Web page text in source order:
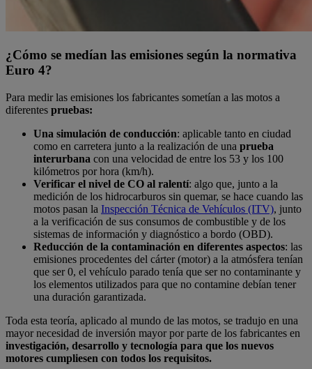
¿Cómo se medían las emisiones según la normativa
Euro 4?
Para medir las emisiones los fabricantes sometían a las motos a
diferentes pruebas:
Una simulación de conducción: aplicable tanto en ciudad
como en carretera junto a la realización de una prueba
interurbana con una velocidad de entre los 53 y los 100
kilómetros por hora (km/h).
Verificar el nivel de CO al ralentí: algo que, junto a la
medición de los hidrocarburos sin quemar, se hace cuando las
motos pasan la Inspección Técnica de Vehículos (ITV), junto
a la verificación de sus consumos de combustible y de los
sistemas de información y diagnóstico a bordo (OBD).
Reducción de la contaminación en diferentes aspectos: las
emisiones procedentes del cárter (motor) a la atmósfera tenían
que ser 0, el vehículo parado tenía que ser no contaminante y
los elementos utilizados para que no contamine debían tener
una duración garantizada.
Toda esta teoría, aplicado al mundo de las motos, se tradujo en una
mayor necesidad de inversión mayor por parte de los fabricantes en
investigación, desarrollo y tecnología para que los nuevos
motores cumpliesen con todos los requisitos.